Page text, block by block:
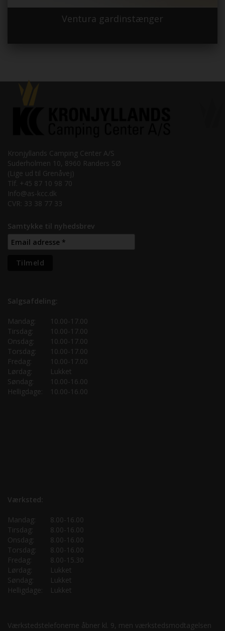
Ventura gardinstænger
Kronjyllands Camping Center A/S
Suderholmen 10, 8960 Randers SØ
(Lige ud til Grenåvej)
Tlf. +45 87 10 98 70
Info@as-kcc.dk
CVR: 33 38 77 33
Samtykke til nyhedsbrev
Salgsafdeling:
Mandag:
10.00-17.00
Tirsdag:
10.00-17.00
Onsdag:
10.00-17.00
Torsdag:
10.00-17.00
Fredag:
10.00-17.00
Lørdag:
Lukket
Søndag:
10.00-16.00
Helligdage:
10.00-16.00
Værksted:
Mandag:
8.00-16.00
Tirsdag:
8.00-16.00
Onsdag:
8.00-16.00
Torsdag:
8.00-16.00
Fredag:
8.00-15.30
Lørdag:
Lukket
Søndag:
Lukket
Helligdage:
Lukket
Værkstedstelefonerne åbner kl. 9, men værkstedsmodtagelsen